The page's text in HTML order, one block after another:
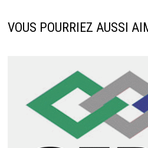
VOUS POURRIEZ AUSSI